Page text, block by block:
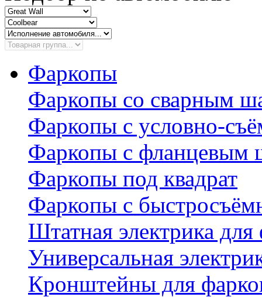
Фаркопы
Фаркопы со сварным
Фаркопы с условно-
Фаркопы с фланцевым
Фаркопы под квадрат
Фаркопы с
Штатная электрика
Универсальная
Кронштейны для